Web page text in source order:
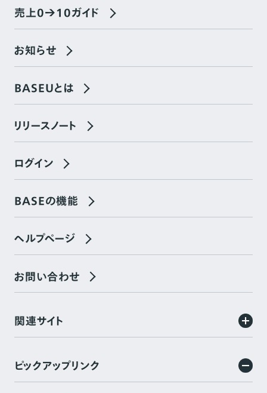
売上0→10ガイド
お知らせ
BASEUとは
リリースノート
ログイン
BASEの機能
ヘルプページ
お問い合わせ
関連サイト
ピックアップリンク